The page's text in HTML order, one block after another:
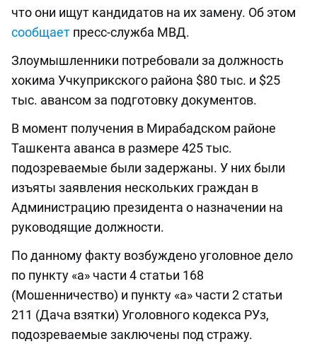
что они ищут кандидатов на их замену. Об этом
сообщает пресс-служба МВД.
Злоумышленники потребовали за должность
хокима Учкуприкского района $80 тыс. и $25
тыс. авансом за подготовку документов.
В момент получения в Мирабадском районе
Ташкента аванса в размере 425 тыс.
подозреваемые были задержаны. У них были
изъяты заявления нескольких граждан в
Администрацию президента о назначении на
руководящие должности.
По данному факту возбуждено уголовное дело
по пункту «а» части 4 статьи 168
(Мошенничество) и пункту «а» части 2 статьи
211 (Дача взятки) Уголовного кодекса РУз,
подозреваемые заключены под стражу.